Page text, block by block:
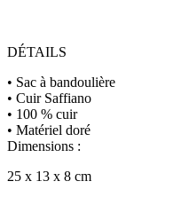
DÉTAILS
• Sac à bandoulière
• Cuir Saffiano
• 100 % cuir
• Matériel doré
Dimensions :
25 x 13 x 8 cm